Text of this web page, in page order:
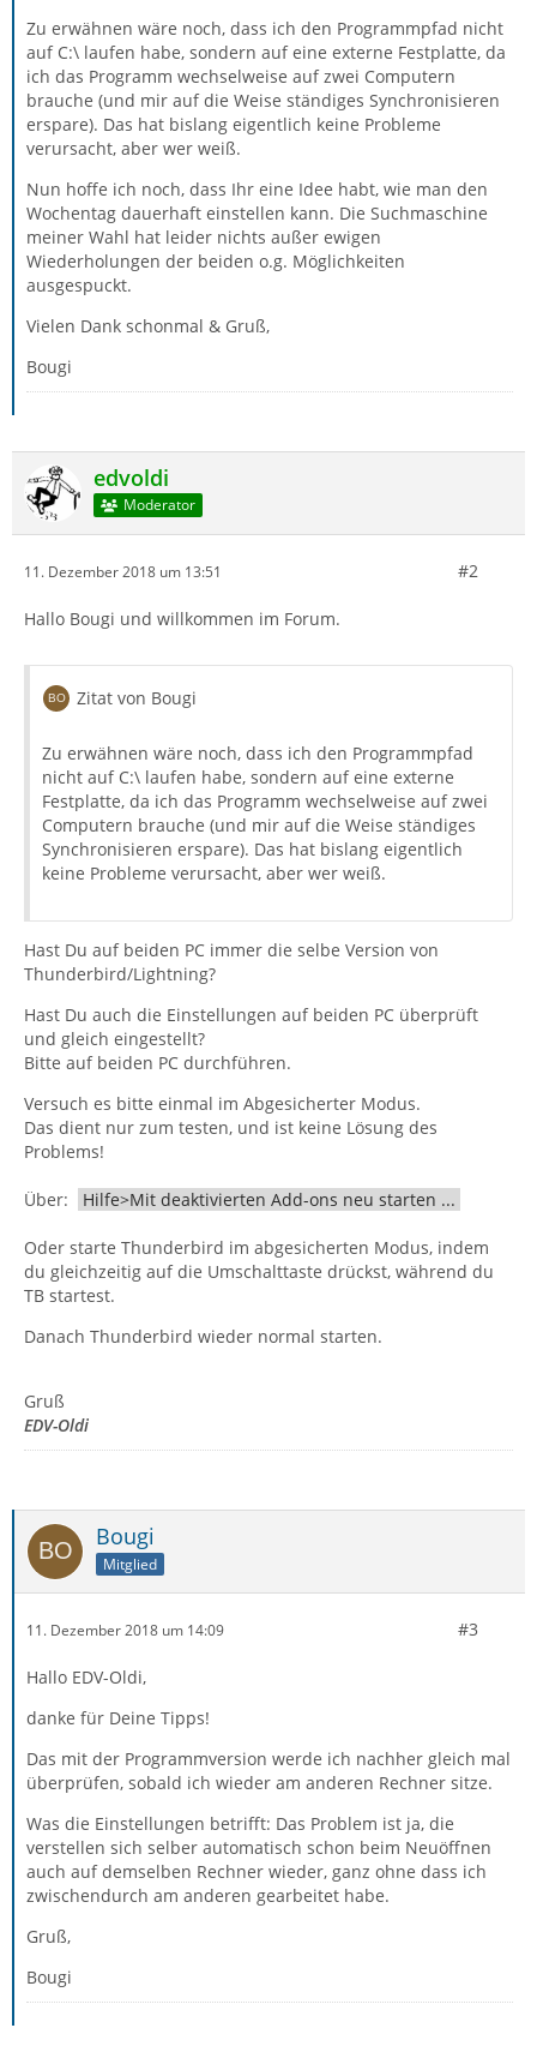
Zu erwähnen wäre noch, dass ich den Programmpfad nicht
auf C:\ laufen habe, sondern auf eine externe Festplatte, da
ich das Programm wechselweise auf zwei Computern
brauche (und mir auf die Weise ständiges Synchronisieren
erspare). Das hat bislang eigentlich keine Probleme
verursacht, aber wer weiß.
Nun hoffe ich noch, dass Ihr eine Idee habt, wie man den
Wochentag dauerhaft einstellen kann. Die Suchmaschine
meiner Wahl hat leider nichts außer ewigen
Wiederholungen der beiden o.g. Möglichkeiten
ausgespuckt.
Vielen Dank schonmal & Gruß,
Bougi
edvoldi
Moderator
11. Dezember 2018 um 13:51 #2
Hallo Bougi und willkommen im Forum.
Zitat von Bougi
Zu erwähnen wäre noch, dass ich den Programmpfad
nicht auf C:\ laufen habe, sondern auf eine externe
Festplatte, da ich das Programm wechselweise auf zwei
Computern brauche (und mir auf die Weise ständiges
Synchronisieren erspare). Das hat bislang eigentlich
keine Probleme verursacht, aber wer weiß.
Hast Du auf beiden PC immer die selbe Version von
Thunderbird/Lightning?
Hast Du auch die Einstellungen auf beiden PC überprüft
und gleich eingestellt?
Bitte auf beiden PC durchführen.
Versuch es bitte einmal im Abgesicherter Modus.
Das dient nur zum testen, und ist keine Lösung des
Problems!
Über: Hilfe>Mit deaktivierten Add-ons neu starten ...
Oder starte Thunderbird im abgesicherten Modus, indem
du gleichzeitig auf die Umschalttaste drückst, während du
TB startest.
Danach Thunderbird wieder normal starten.
Gruß
EDV-Oldi
Bougi
Mitglied
11. Dezember 2018 um 14:09 #3
Hallo EDV-Oldi,
danke für Deine Tipps!
Das mit der Programmversion werde ich nachher gleich mal
überprüfen, sobald ich wieder am anderen Rechner sitze.
Was die Einstellungen betrifft: Das Problem ist ja, die
verstellen sich selber automatisch schon beim Neuöffnen
auch auf demselben Rechner wieder, ganz ohne dass ich
zwischendurch am anderen gearbeitet habe.
Gruß,
Bougi